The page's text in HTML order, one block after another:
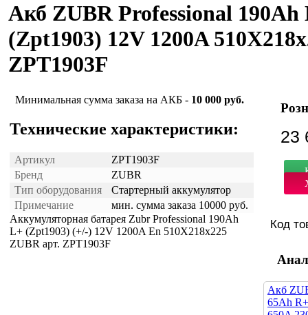
Акб ZUBR Professional 190Ah
(Zpt1903) 12V 1200A
ZPT1903F
Минимальная сумма заказа на АКБ - 10 000 руб.
Технические характеристики:
Артикул
ZPT1903F
Бренд
ZUBR
Тип оборудования
Стартерный аккумулятор
Примечание
мин. сумма заказа 10000 руб.
Аккумуляторная батарея Zubr Professional 190Ah
L+ (Zpt1903) (+/-) 12V 1200A En 510X218x225
ZUBR арт. ZPT1903F
23
Код
Акб
65Ah